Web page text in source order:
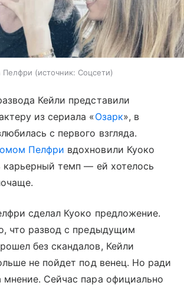
Пелфри источник: Соцсети
Кейли представили
из сериала «Озарк», в
с первого взгляда.
Пелфри вдохновили Куоко
карьерный темп — ей хотелось
сделал Куоко предложение.
что развод с предыдущим
без скандалов, Кейли
не пойдет под венец. Но ради
Сейчас пара официально